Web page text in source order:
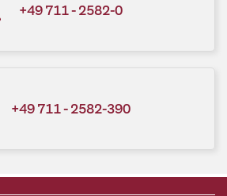
+49 711 - 2582-0
+49 711 - 2582-390